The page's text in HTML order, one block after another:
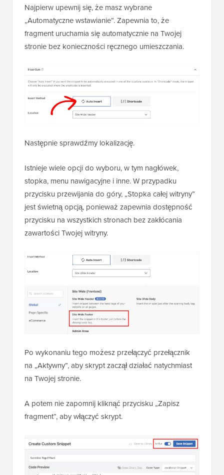
Najpierw upewnij się, że masz wybrane
„Automatyczne wstawianie”. Zapewnia to, że
fragment uruchamia się automatycznie na Twojej
stronie bez konieczności ręcznego umieszczania.
Następnie sprawdźmy lokalizację.
Istnieje wiele opcji do wyboru, w tym nagłówek,
stopka, menu nawigacyjne i inne. W przypadku
przycisku przewijania do góry, „Stopka całej witryny”
jest świetną opcją, ponieważ zapewnia dostępność
przycisku na wszystkich stronach bez zakłócania
zawartości Twojej witryny.
Po wykonaniu tego możesz przełączyć przełącznik
na „Aktywny”, aby skrypt zaczął działać natychmiast
na Twojej stronie.
A potem nie zapomnij kliknąć przycisku „Zapisz
fragment”, aby włączyć skrypt.